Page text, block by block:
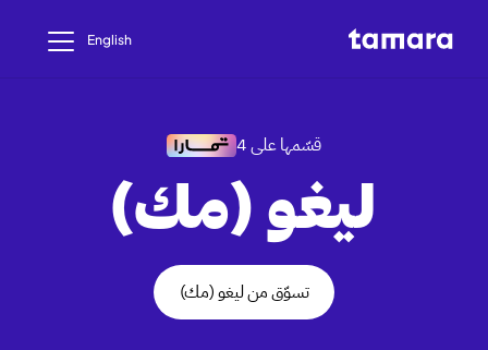
English
قسّمها على 4
ليغو (مك)
تسوّق من ليغو (مك)